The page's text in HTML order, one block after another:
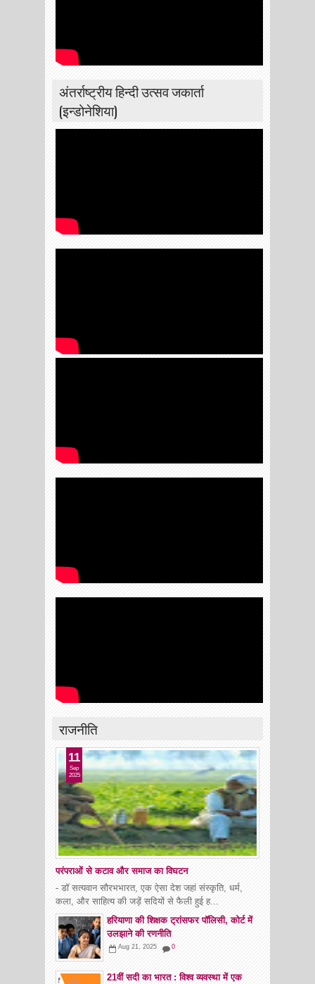
अंतर्राष्ट्रीय हिन्दी उत्सव जकार्ता
(इन्डोनेशिया)
राजनीति
परंपराओं से कटाव और समाज का विघटन
11
Sep
2025
- डॉ सत्यवान सौरभभारत, एक ऐसा देश जहां संस्कृति, धर्म,
कला, और साहित्य की जड़ें सदियों से फैली हुई ह...
हरियाणा की शिक्षक ट्रांसफर पॉलिसी, कोर्ट में
उलझाने की रणनीति
Aug 21, 2025 0
21वीं सदी का भारत : विश्व व्यवस्था में एक